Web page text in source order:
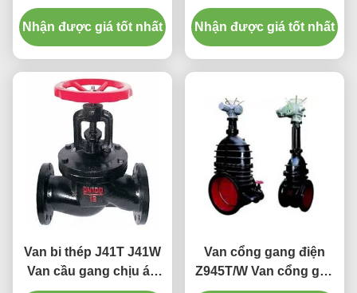
ASMEB16.34 GB/T
12237 Kiểm soát chất
lỏng và khí hiệu quả với
Nhận được giá tốt nhất
thép Z273H/X/F-10
Nhận được giá tốt nhất
Van bi thép J41T J41W
Van cầu gang chịu áp
Van cổng gang điện
Z945T/W Van cổng gốc